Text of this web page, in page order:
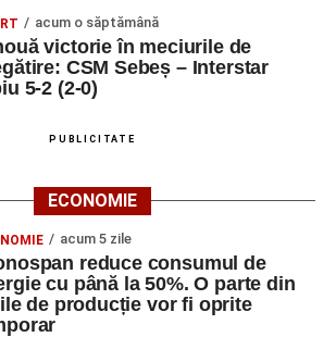
acum o săptămână
victorie în meciurile de
CSM Sebeș – Interstar
5-2 (2-0)
PUBLICITATE
ECONOMIE
acum 5 zile
reduce consumul de
cu până la 50%. O parte din
de producție vor fi oprite